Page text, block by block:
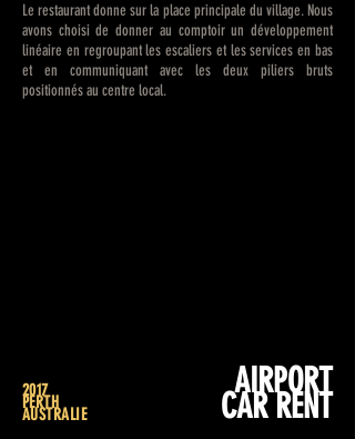
Le restaurant donne sur la place principale du village. Nous
avons choisi de donner au comptoir un développement
linéaire en regroupant les escaliers et les services en bas
et en communiquant avec les deux piliers bruts
positionnés au centre local.
AIRPORT
CAR RENT
2017
PERTH
AUSTRALIE